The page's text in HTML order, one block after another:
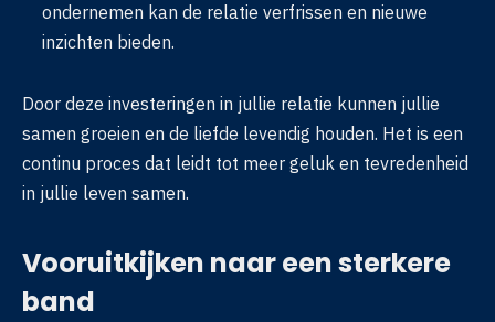
ondernemen kan de relatie verfrissen en nieuwe
inzichten bieden.
Door deze investeringen in jullie relatie kunnen jullie
samen groeien en de liefde levendig houden. Het is een
continu proces dat leidt tot meer geluk en tevredenheid
in jullie leven samen.
Vooruitkijken naar een sterkere
band